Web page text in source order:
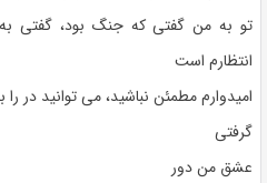
تو به من گفتی که جنگ بود،
انتظارم است
امیدوارم مطمئن نباشید، می توانید در را
گرفتی
عشق من دور